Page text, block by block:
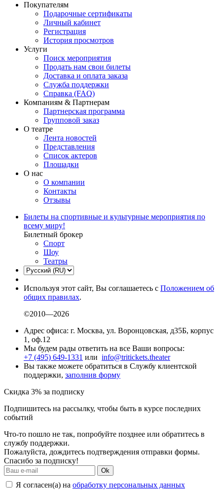
Покупателям
Подарочные сертификаты
Личный кабинет
Регистрация
История просмотров
Услуги
Поиск мероприятия
Продать нам свои билеты
Доставка и оплата заказа
Служба поддержки
Справка (FAQ)
Компаниям & Партнерам
Партнерская программа
Групповой заказ
О театре
Лента новостей
Представления
Список актеров
Площадки
О нас
О компании
Контакты
Отзывы
Билеты на спортивные и культурные мероприятия по
всему миру!
Билетный брокер
Спорт
Шоу
Театры
Используя этот сайт, Вы соглашаетесь с Положением об
общих правилах.
©2010—2026
Адрес офиса: г. Москва, ул. Воронцовская, д35Б, корпус
1, оф.12
Мы будем рады ответить на все Ваши вопросы:
+7 (495) 649-1331 или info@tritickets.theater
Вы также можете обратиться в Службу клиентской
поддержки, заполнив форму
Скидка 3% за подписку
Подпишитесь на рассылку, чтобы быть в курсе последних
событий
Что-то пошло не так, попробуйте позднее или обратитесь в
службу поддержки.
Пожалуйста, дождитесь подтверждения отправки формы.
Спасибо за подписку!
Ok
Я согласен(а) на обработку персональных данных